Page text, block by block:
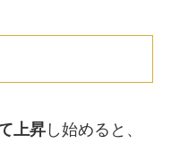
上昇し始めると、